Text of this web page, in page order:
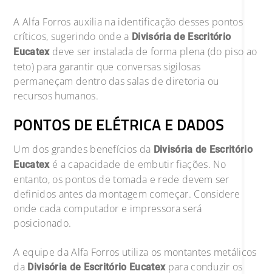
A Alfa Forros auxilia na identificação desses pontos
críticos, sugerindo onde a Divisória de Escritório
Eucatexdeve ser instalada de forma plena (do piso ao
teto) para garantir que conversas sigilosas
permaneçam dentro das salas de diretoria ou
recursos humanos.
PONTOS DE ELÉTRICA E DADOS
Um dos grandes benefícios da Divisória de Escritório
Eucatexé a capacidade de embutir fiações. No
entanto, os pontos de tomada e rede devem ser
definidos antes da montagem começar. Considere
onde cada computador e impressora será
posicionado.
A equipe da Alfa Forros utiliza os montantes metálicos
da Divisória de Escritório Eucatexpara conduzir os